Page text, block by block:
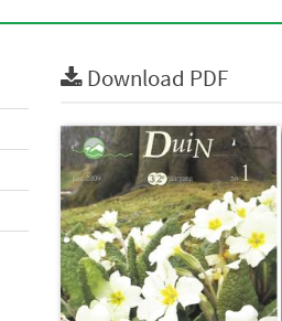
Download PDF